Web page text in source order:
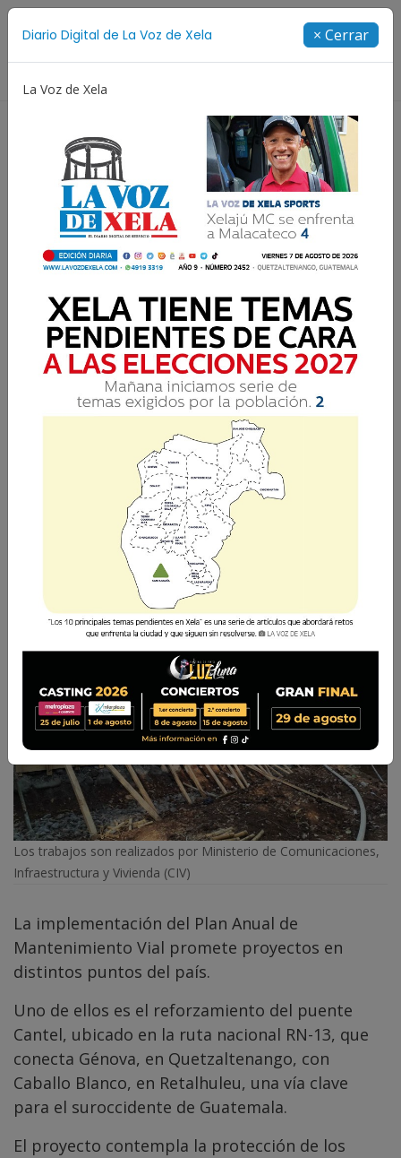
Diario Digital de La Voz de Xela × Cerrar
La Voz de Xela
Refuerzan puente Cantel
para prevenir
socavamientos en la RN-
El puente Cantel es una ruta estratégica para la
conectividad y la logística entre ambos
departamentos.
La Voz de Xela 30 Enero 2026 14:21
Los trabajos son realizados por Ministerio de Comunicaciones,
Infraestructura y Vivienda (CIV)
La implementación del Plan Anual de
Mantenimiento Vial promete proyectos en
distintos puntos del país.
Uno de ellos es el reforzamiento del puente
Cantel, ubicado en la ruta nacional RN-13, que
conecta Génova, en Quetzaltenango, con
Caballo Blanco, en Retalhuleu, una vía clave
para el suroccidente de Guatemala.
El proyecto contempla la protección de los